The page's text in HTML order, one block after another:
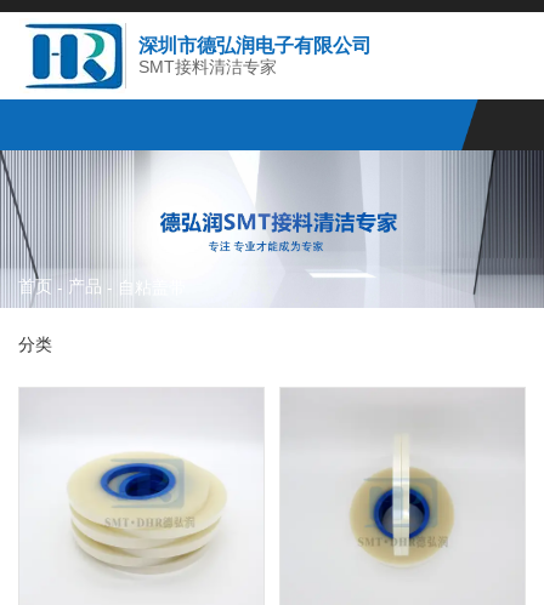
深圳市德弘润电子有限公司
SMT接料清洁专家
首页 - 产品 - 自粘盖带
分类